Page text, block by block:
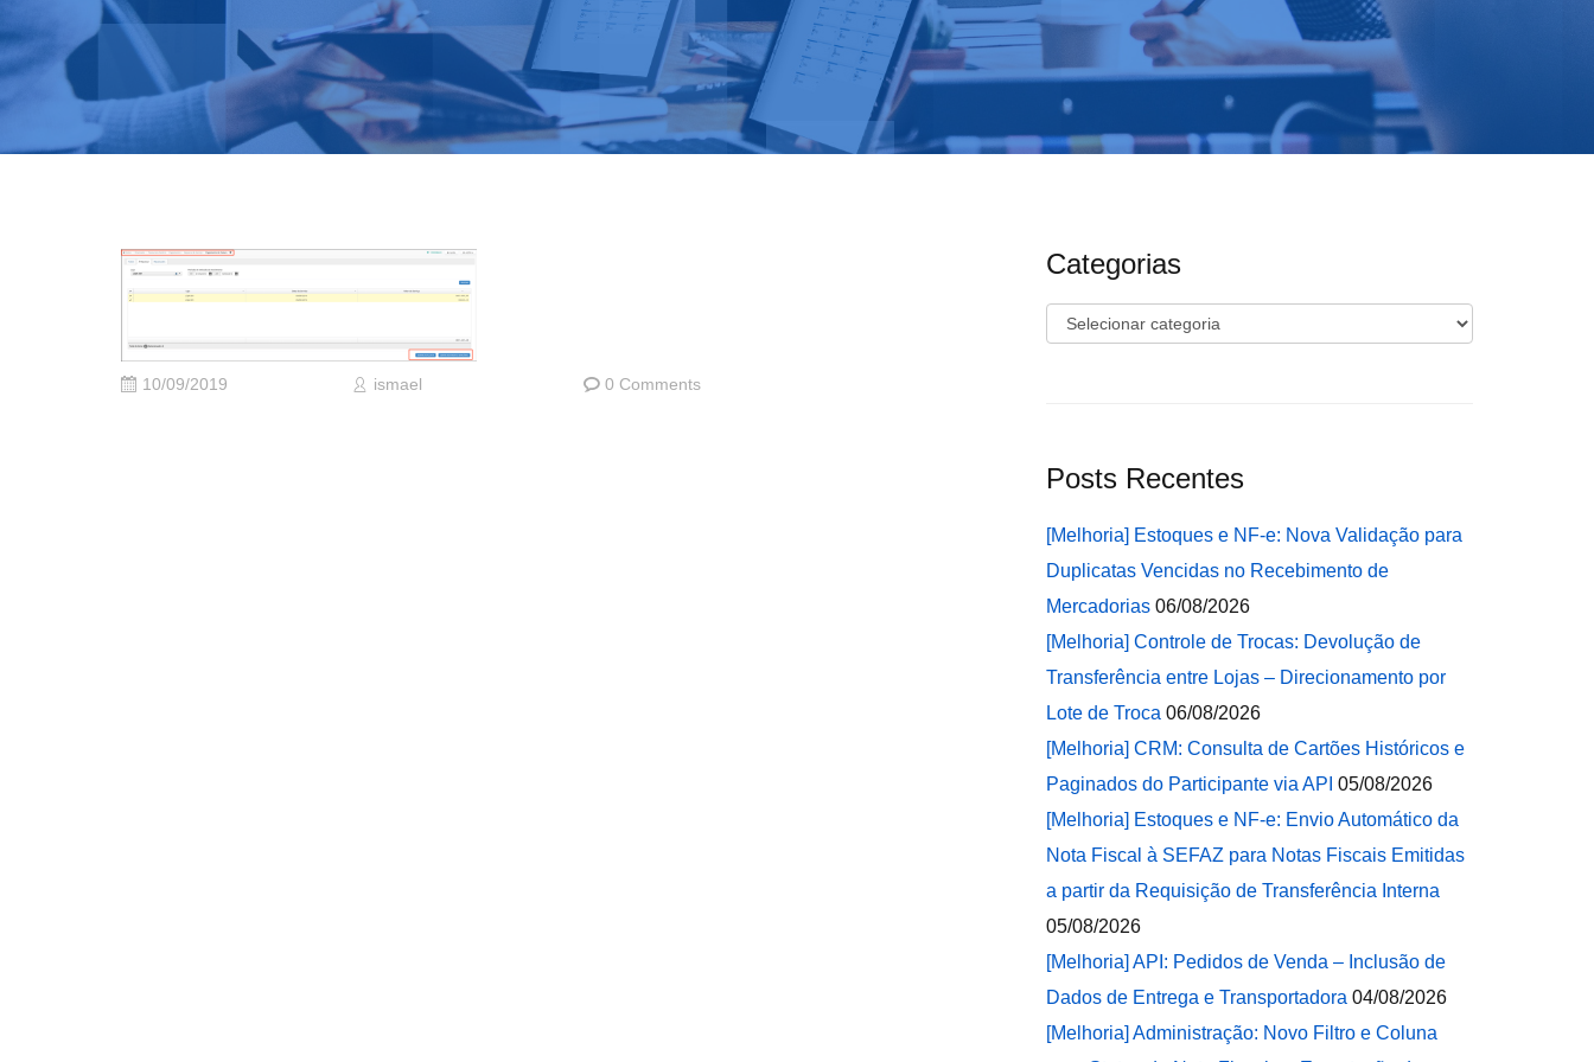
10/09/2019 ismael 0 Comments
Categorias
Categorias
Posts Recentes
[Melhoria] Estoques e NF-e: Nova Validação para
Duplicatas Vencidas no Recebimento de
Mercadorias 06/08/2026
[Melhoria] Controle de Trocas: Devolução de
Transferência entre Lojas – Direcionamento por
Lote de Troca 06/08/2026
[Melhoria] CRM: Consulta de Cartões Históricos e
Paginados do Participante via API 05/08/2026
[Melhoria] Estoques e NF-e: Envio Automático da
Nota Fiscal à SEFAZ para Notas Fiscais Emitidas
a partir da Requisição de Transferência Interna
05/08/2026
[Melhoria] API: Pedidos de Venda – Inclusão de
Dados de Entrega e Transportadora 04/08/2026
[Melhoria] Administração: Novo Filtro e Coluna